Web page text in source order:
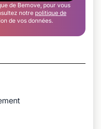
de Bemove, pour vous
notre politique de
de vos données.